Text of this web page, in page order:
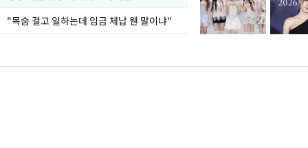
"목숨 걸고 일하는데 임금 체납 웬 말이냐"